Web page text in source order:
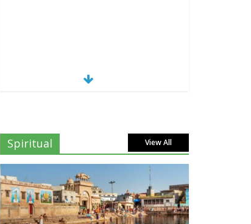
Spiritual View All